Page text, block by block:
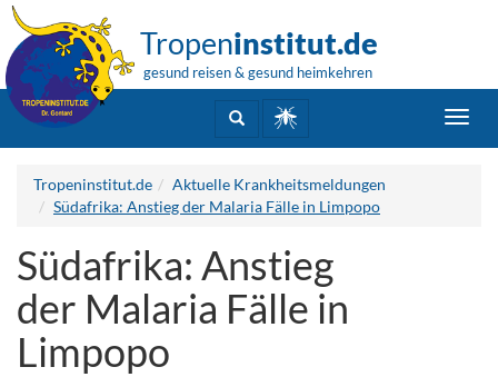
Tropeninstitut.de
gesund reisen & gesund heimkehren
Tropeninstitut.de
Aktuelle Krankheitsmeldungen
Südafrika: Anstieg der Malaria Fälle in Limpopo
Südafrika: Anstieg
der Malaria Fälle in
Limpopo